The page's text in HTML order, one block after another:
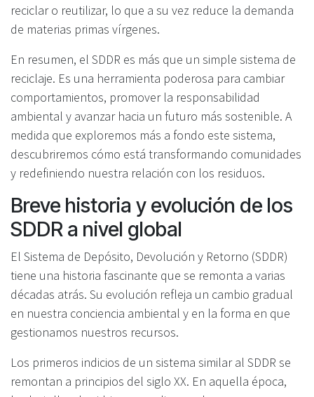
reciclar o reutilizar, lo que a su vez reduce la demanda
de materias primas vírgenes.
En resumen, el SDDR es más que un simple sistema de
reciclaje. Es una herramienta poderosa para cambiar
comportamientos, promover la responsabilidad
ambiental y avanzar hacia un futuro más sostenible. A
medida que exploremos más a fondo este sistema,
descubriremos cómo está transformando comunidades
y redefiniendo nuestra relación con los residuos.
Breve historia y evolución de los
SDDR a nivel global
El Sistema de Depósito, Devolución y Retorno (SDDR)
tiene una historia fascinante que se remonta a varias
décadas atrás. Su evolución refleja un cambio gradual
en nuestra conciencia ambiental y en la forma en que
gestionamos nuestros recursos.
Los primeros indicios de un sistema similar al SDDR se
remontan a principios del siglo XX. En aquella época,